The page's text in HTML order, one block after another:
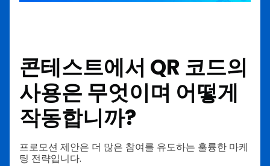
콘테스트에서 QR 코드의
사용은 무엇이며 어떻게
작동합니까?
프로모션 제안은 더 많은 참여를 유도하는 훌륭한 마케
팅 전략입니다.